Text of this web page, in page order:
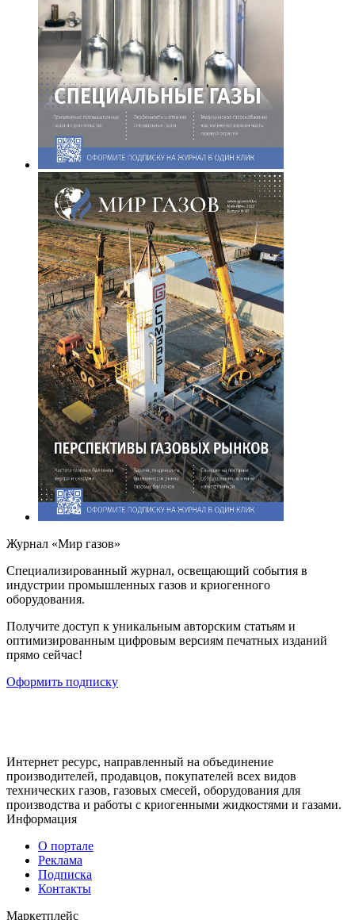
Журнал «Мир газов»
Cпециализированный журнал, освещающий события в
индустрии промышленных газов и криогенного
оборудования.
Получите доступ к уникальным авторским статьям и
оптимизированным цифровым версиям печатных изданий
прямо сейчас!
Оформить подписку
Интернет ресурс, направленный на объединение
производителей, продавцов, покупателей всех видов
технических газов, газовых смесей, оборудования для
производства и работы с криогенными жидкостями и газами.
Информация
О портале
Реклама
Подписка
Контакты
Маркетплейс